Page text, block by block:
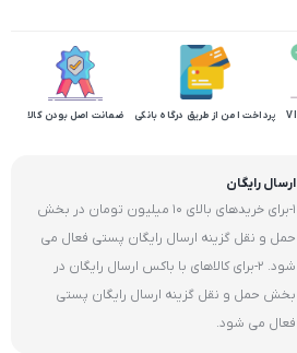
پرداخت امن از طریق درگاه بانکی ضمانت اصل بودن کالا
ارسال رایگان
1-برای خریدهای بالای 10 میلیون تومان در بخش
حمل و نقل گزینه ارسال رایگان پستی فعال می
شود. 2-برای کالاهای با باکس ارسال رایگان در
بخش حمل و نقل گزینه ارسال رایگان پستی
فعال می شود.